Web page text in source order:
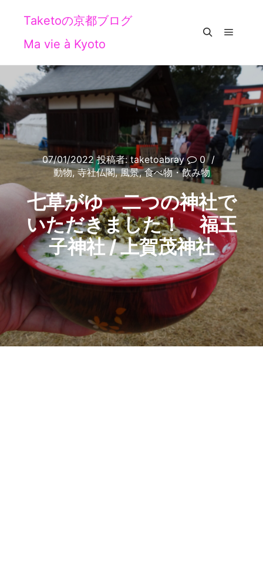
Taketoの京都ブログ
Ma vie à Kyoto
07/01/2022投稿者:taketoabray
0
動物,寺社仏閣,風景,食べ物・飲み物
七草がゆ 二つの神社で
いただきました！ 福王
子神社 / 上賀茂神社